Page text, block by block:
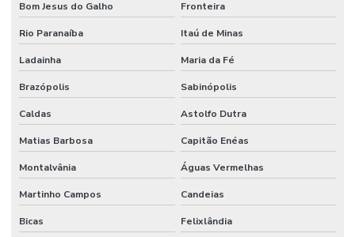
Válvula Para Sistema Hidráulico
Válvula Reguladora De Fluxo
Válvula Segurança
Válvula Solenoide
Vedações Chevron Em Minas Gerais
Venda De Comando Hidráulico Em Minas Gerais
Bom Jesus do Galho Fronteira
Rio Paranaíba Itaú de Minas
Ladainha Maria da Fé
Brazópolis Sabinópolis
Caldas Astolfo Dutra
Matias Barbosa Capitão Enéas
Montalvânia Águas Vermelhas
Martinho Campos Candeias
Bicas Felixlândia